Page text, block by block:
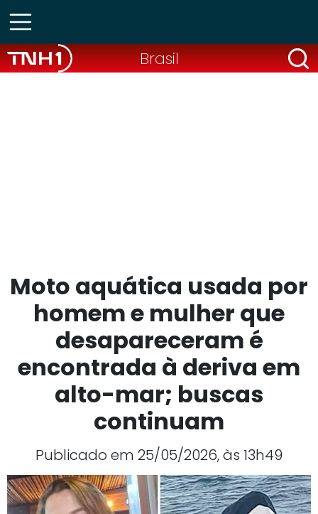
Brasil
Moto aquática usada por
homem e mulher que
desapareceram é
encontrada à deriva em
alto-mar; buscas
continuam
Publicado em 25/05/2026, às 13h49